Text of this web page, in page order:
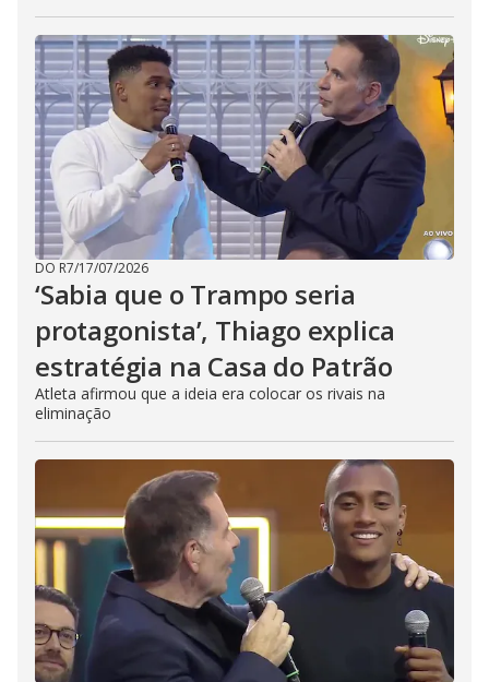
DO R7/17/07/2026
‘Sabia que o Trampo seria
protagonista’, Thiago explica
estratégia na Casa do Patrão
Atleta afirmou que a ideia era colocar os rivais na
eliminação